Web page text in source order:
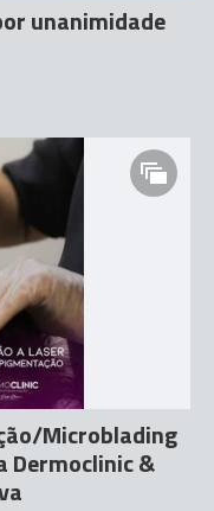
unanimidade
Microblading
Dermoclinic &